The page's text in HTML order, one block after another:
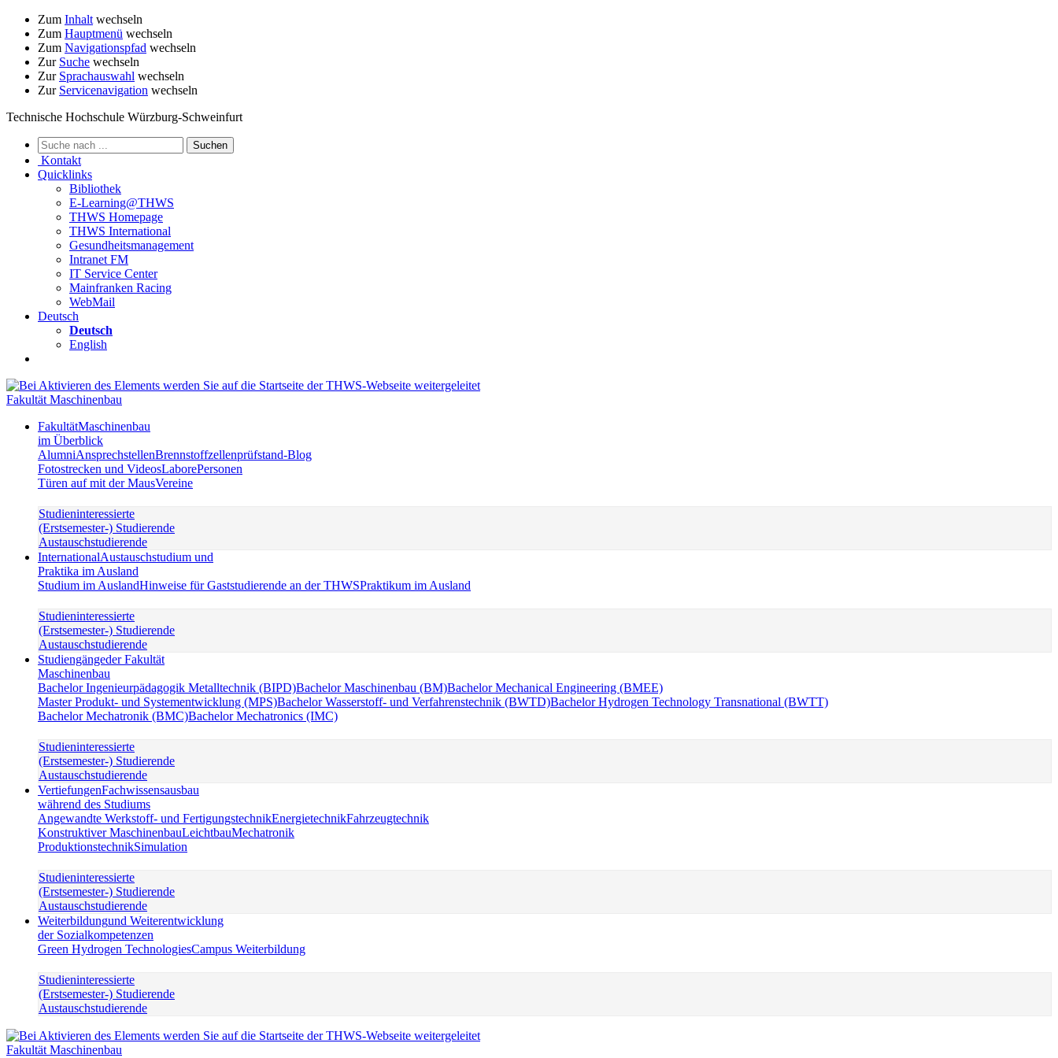
Zum Inhalt wechseln
Zum Hauptmenü wechseln
Zum Navigationspfad wechseln
Zur Suche wechseln
Zur Sprachauswahl wechseln
Zur Servicenavigation wechseln
Technische Hochschule Würzburg-Schweinfurt
Kontakt
Quicklinks
Bibliothek
E-Learning@THWS
THWS Homepage
THWS International
Gesundheitsmanagement
Intranet FM
IT Service Center
Mainfranken Racing
WebMail
Deutsch
Deutsch
English
Fakultät Maschinenbau
FakultätMaschinenbau
im Überblick
AlumniAnsprechstellenBrennstoffzellenprüfstand-Blog
Fotostrecken und VideosLaborePersonen
Türen auf mit der MausVereine
Studieninteressierte
(Erstsemester-) Studierende
Austauschstudierende
InternationalAustauschstudium und
Praktika im Ausland
Studium im AuslandHinweise für Gaststudierende an der THWSPraktikum im Ausland
Studieninteressierte
(Erstsemester-) Studierende
Austauschstudierende
Studiengängeder Fakultät
Maschinenbau
Bachelor Ingenieurpädagogik Metalltechnik (BIPD)Bachelor Maschinenbau (BM)Bachelor Mechanical Engineering (BMEE)
Master Produkt- und Systementwicklung (MPS)Bachelor Wasserstoff- und Verfahrenstechnik (BWTD)Bachelor Hydrogen Technology Transnational (BWTT)
Bachelor Mechatronik (BMC)Bachelor Mechatronics (IMC)
Studieninteressierte
(Erstsemester-) Studierende
Austauschstudierende
VertiefungenFachwissensausbau
während des Studiums
Angewandte Werkstoff- und FertigungstechnikEnergietechnikFahrzeugtechnik
Konstruktiver MaschinenbauLeichtbauMechatronik
ProduktionstechnikSimulation
Studieninteressierte
(Erstsemester-) Studierende
Austauschstudierende
Weiterbildungund Weiterentwicklung
der Sozialkompetenzen
Green Hydrogen TechnologiesCampus Weiterbildung
Studieninteressierte
(Erstsemester-) Studierende
Austauschstudierende
Fakultät Maschinenbau